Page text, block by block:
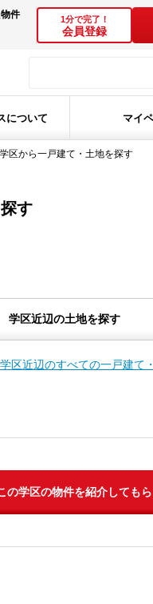
件 1分で完了！
会員登録
について マイ
区から一戸建て・土地を探す
す
学区近辺の土地を探す
学区近辺のすべての一戸建て
の学区の物件を紹介してもら